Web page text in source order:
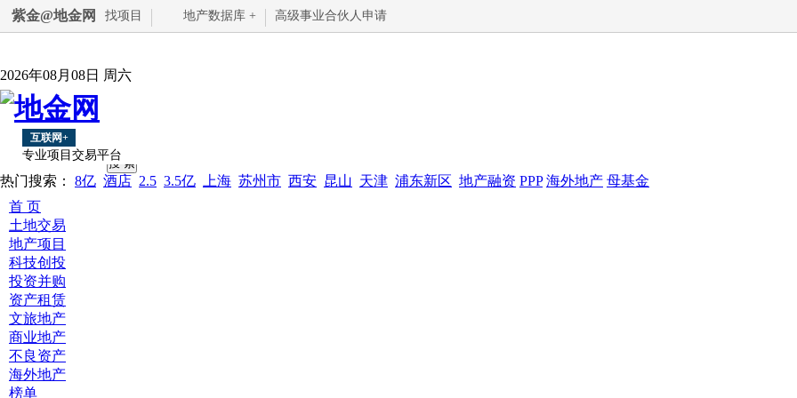
紫金@地金网 找项目 地产数据库 + 高级事业合伙人申请
2026年08月08日 周六
互联网+
专业项目交易平台
热门搜索： 8亿 酒店 2.5 3.5亿 上海 苏州市 西安 昆山 天津 浦东新区 地产融资 PPP 海外地产 母基金
首 页
土地交易
地产项目
科技创投
投资并购
资产租赁
文旅地产
商业地产
不良资产
海外地产
榜单